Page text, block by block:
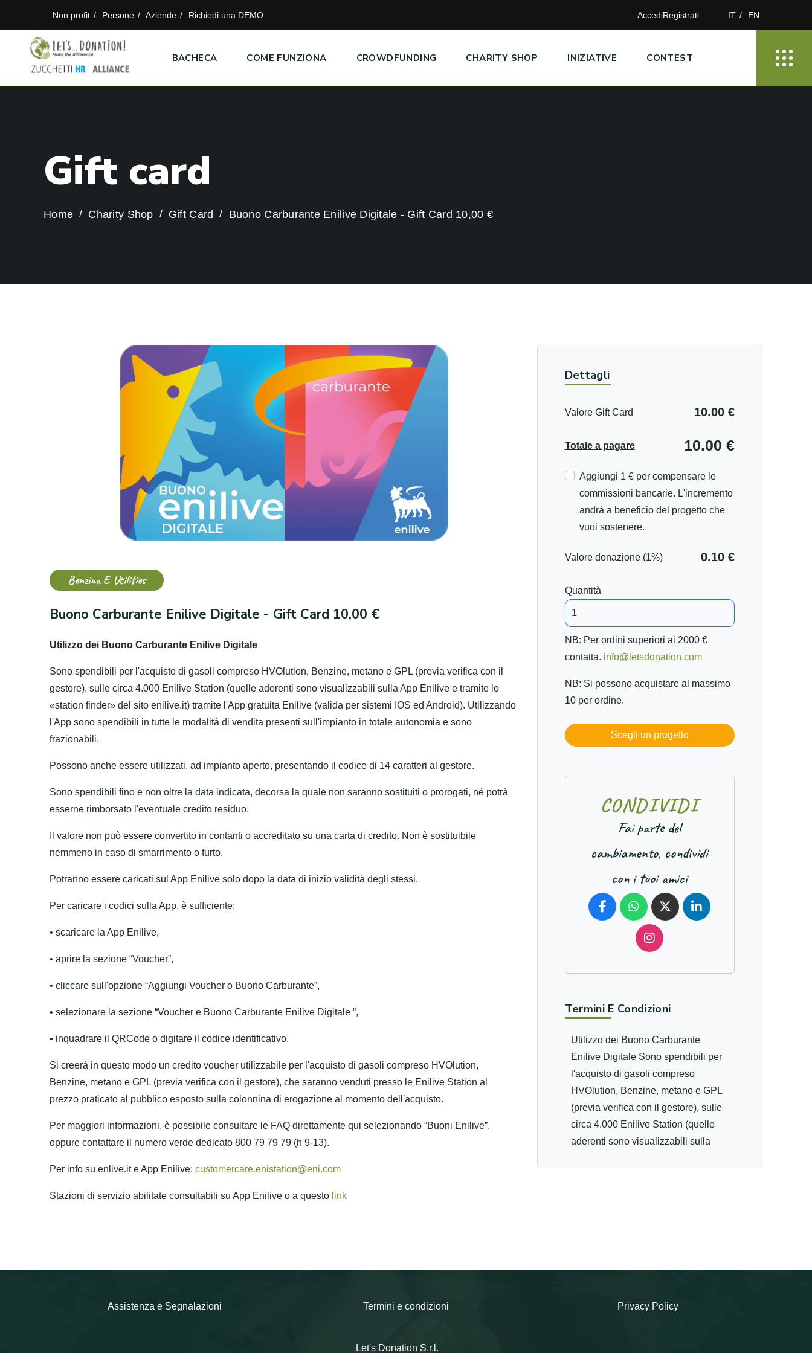
Non profit Persone Aziende Richiedi una DEMO AccediRegistrati IT EN
BACHECA COME FUNZIONA CROWDFUNDING CHARITY SHOP INIZIATIVE CONTEST
Gift card
Home Charity Shop Gift Card Buono Carburante Enilive Digitale - Gift Card 10,00 €
Benzina E Utilities
Buono Carburante Enilive Digitale - Gift Card 10,00 €
Utilizzo dei Buono Carburante Enilive Digitale
Sono spendibili per l'acquisto di gasoli compreso HVOlution, Benzine, metano e GPL (previa verifica con il
gestore), sulle circa 4.000 Enilive Station (quelle aderenti sono visualizzabili sulla App Enilive e tramite lo
«station finder» del sito enilive.it) tramite l'App gratuita Enilive (valida per sistemi IOS ed Android). Utilizzando
l'App sono spendibili in tutte le modalità di vendita presenti sull'impianto in totale autonomia e sono
frazionabili.
Possono anche essere utilizzati, ad impianto aperto, presentando il codice di 14 caratteri al gestore.
Sono spendibili fino e non oltre la data indicata, decorsa la quale non saranno sostituiti o prorogati, né potrà
esserne rimborsato l'eventuale credito residuo.
Il valore non può essere convertito in contanti o accreditato su una carta di credito. Non è sostituibile
nemmeno in caso di smarrimento o furto.
Potranno essere caricati sul App Enilive solo dopo la data di inizio validità degli stessi.
Per caricare i codici sulla App, è sufficiente:
• scaricare la App Enilive,
• aprire la sezione “Voucher”,
• cliccare sull'opzione “Aggiungi Voucher o Buono Carburante”,
• selezionare la sezione “Voucher e Buono Carburante Enilive Digitale ”,
• inquadrare il QRCode o digitare il codice identificativo.
Si creerà in questo modo un credito voucher utilizzabile per l'acquisto di gasoli compreso HVOlution,
Benzine, metano e GPL (previa verifica con il gestore), che saranno venduti presso le Enilive Station al
prezzo praticato al pubblico esposto sulla colonnina di erogazione al momento dell'acquisto.
Per maggiori informazioni, è possibile consultare le FAQ direttamente qui selezionando “Buoni Enilive”,
oppure contattare il numero verde dedicato 800 79 79 79 (h 9-13).
Per info su enlive.it e App Enilive:customercare.enistation@eni.com
Stazioni di servizio abilitate consultabili su App Enilive o a questo link
Dettagli
Valore Gift Card 10.00 €
Totale a pagare 10.00 €
Aggiungi 1 € per compensare le
commissioni bancarie. L'incremento
andrà a beneficio del progetto che
vuoi sostenere.
Valore donazione (1%) 0.10 €
Quantità
NB: Per ordini superiori ai 2000 €
contatta. info@letsdonation.com
NB: Si possono acquistare al massimo
10 per ordine.
Scegli un progetto
CONDIVIDI
Fai parte del
cambiamento, condividi
con i tuoi amici
Termini E Condizioni
Utilizzo dei Buono Carburante
Enilive Digitale Sono spendibili per
l'acquisto di gasoli compreso
HVOlution, Benzine, metano e GPL
(previa verifica con il gestore), sulle
circa 4.000 Enilive Station (quelle
aderenti sono visualizzabili sulla
presentando il codice di 14 caratteri
Assistenza e Segnalazioni Termini e condizioni Privacy Policy
Let's Donation S.r.l.